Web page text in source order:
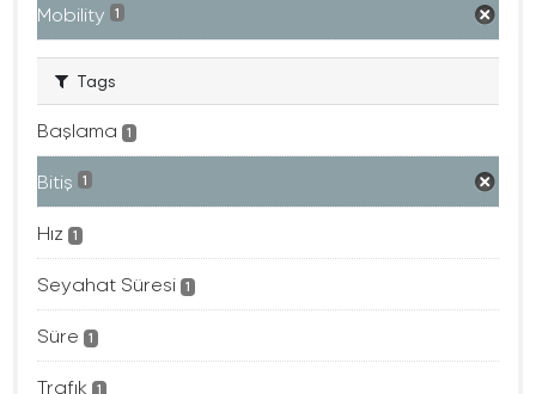
Mobility 1
Tags
Başlama 1
Bitiş 1
Hız 1
Seyahat Süresi 1
Süre 1
Trafık 1